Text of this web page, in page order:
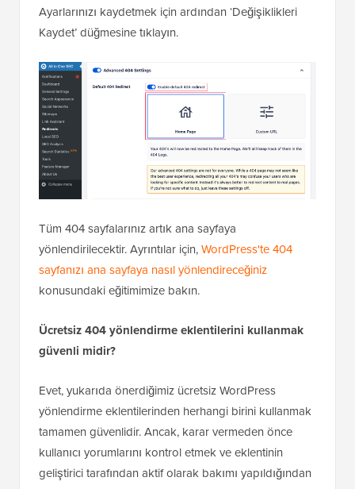
Ayarlarınızı kaydetmek için ardından ‘Değişiklikleri
Kaydet’ düğmesine tıklayın.
Tüm 404 sayfalarınız artık ana sayfaya
yönlendirilecektir. Ayrıntılar için,WordPress'te 404
sayfanızı ana sayfaya nasıl yönlendireceğiniz
konusundaki eğitimimize bakın.
Ücretsiz 404 yönlendirme eklentilerini kullanmak
güvenli midir?
Evet, yukarıda önerdiğimiz ücretsiz WordPress
yönlendirme eklentilerinden herhangi birini kullanmak
tamamen güvenlidir. Ancak, karar vermeden önce
kullanıcı yorumlarını kontrol etmek ve eklentinin
geliştirici tarafından aktif olarak bakımı yapıldığından